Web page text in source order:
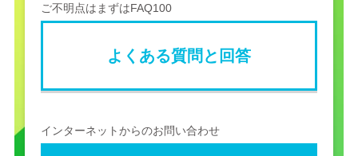
ご不明点はまずはFAQ100
よくある質問と回答
インターネットからのお問い合わせ